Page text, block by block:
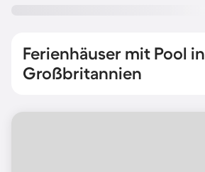
Ferienhäuser mit Pool in
Großbritannien